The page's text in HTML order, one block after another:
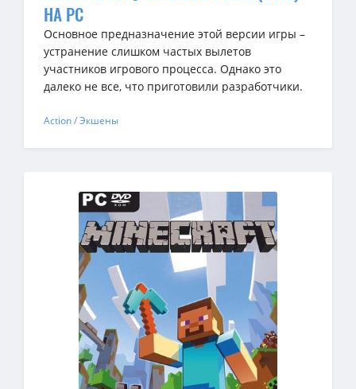
НА PC
Основное предназначение этой версии игры –
устранение слишком частых вылетов
участников игрового процесса. Однако это
далеко не все, что приготовили разработчики.
Action / Экшены